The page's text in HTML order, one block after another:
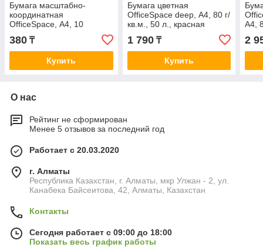
Бумага масштабно-
координатная
OfficeSpace, А4, 10
листов, 65 г/м2, голубая
сетка
380 ₸
Купить
Бумага цветная
OfficeSpace deep, А4, 80 г/
кв.м., 50 л., красная
1 790₸
Купить
А4,
2
О нас
Рейтинг не сформирован
Менее 5 отзывов за последний год
Работает с 20.03.2020
г. Алматы
Республика Казахстан, г. Алматы, мкр Улжан - 2, ул.
Канабека Байсеитова, 42, Алматы, Казахстан
Контакты
Сегодня работает с 09:00 до 18:00
Показать весь график работы